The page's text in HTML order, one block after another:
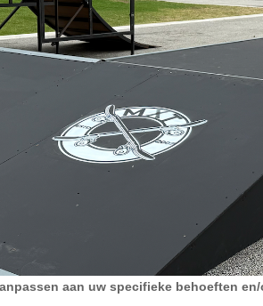
aan uw specifieke behoeften